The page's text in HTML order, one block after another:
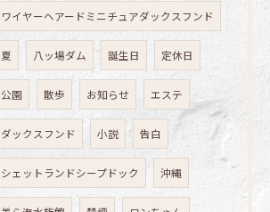
ワイヤーヘアードミニチュアダックスフンド
夏 八ッ場ダム 誕生日 定休日
公園 散歩 お知らせ エステ
ダックスフンド 小説 告白
シェットランドシープドック 沖縄